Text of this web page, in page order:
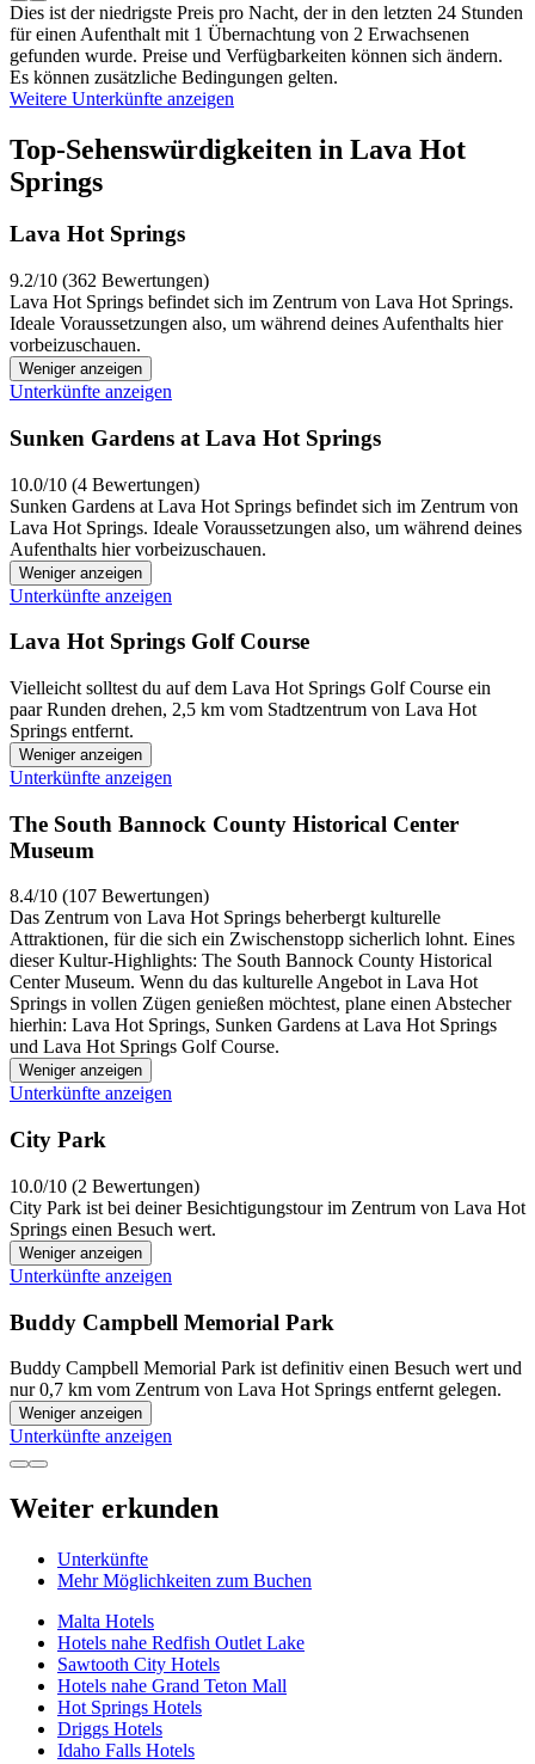
Dies ist der niedrigste Preis pro Nacht, der in den letzten 24 Stunden
für einen Aufenthalt mit 1 Übernachtung von 2 Erwachsenen
gefunden wurde. Preise und Verfügbarkeiten können sich ändern.
Es können zusätzliche Bedingungen gelten.
Weitere Unterkünfte anzeigen
Top-Sehenswürdigkeiten in Lava Hot
Springs
Lava Hot Springs
9.2/10 (362 Bewertungen)
Lava Hot Springs befindet sich im Zentrum von Lava Hot Springs.
Ideale Voraussetzungen also, um während deines Aufenthalts hier
vorbeizuschauen.
Weniger anzeigen
Unterkünfte anzeigen
Sunken Gardens at Lava Hot Springs
10.0/10 (4 Bewertungen)
Sunken Gardens at Lava Hot Springs befindet sich im Zentrum von
Lava Hot Springs. Ideale Voraussetzungen also, um während deines
Aufenthalts hier vorbeizuschauen.
Weniger anzeigen
Unterkünfte anzeigen
Lava Hot Springs Golf Course
Vielleicht solltest du auf dem Lava Hot Springs Golf Course ein
paar Runden drehen, 2,5 km vom Stadtzentrum von Lava Hot
Springs entfernt.
Weniger anzeigen
Unterkünfte anzeigen
The South Bannock County Historical Center
Museum
8.4/10 (107 Bewertungen)
Das Zentrum von Lava Hot Springs beherbergt kulturelle
Attraktionen, für die sich ein Zwischenstopp sicherlich lohnt. Eines
dieser Kultur-Highlights: The South Bannock County Historical
Center Museum. Wenn du das kulturelle Angebot in Lava Hot
Springs in vollen Zügen genießen möchtest, plane einen Abstecher
hierhin: Lava Hot Springs, Sunken Gardens at Lava Hot Springs
und Lava Hot Springs Golf Course.
Weniger anzeigen
Unterkünfte anzeigen
City Park
10.0/10 (2 Bewertungen)
City Park ist bei deiner Besichtigungstour im Zentrum von Lava Hot
Springs einen Besuch wert.
Weniger anzeigen
Unterkünfte anzeigen
Buddy Campbell Memorial Park
Buddy Campbell Memorial Park ist definitiv einen Besuch wert und
nur 0,7 km vom Zentrum von Lava Hot Springs entfernt gelegen.
Weniger anzeigen
Unterkünfte anzeigen
Weiter erkunden
Unterkünfte
Mehr Möglichkeiten zum Buchen
Malta Hotels
Hotels nahe Redfish Outlet Lake
Sawtooth City Hotels
Hotels nahe Grand Teton Mall
Hot Springs Hotels
Driggs Hotels
Idaho Falls Hotels